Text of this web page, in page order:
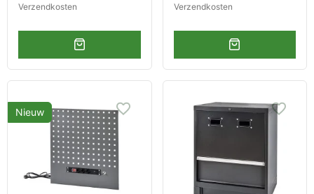
Verzendkosten
Verzendkosten
Nieuw